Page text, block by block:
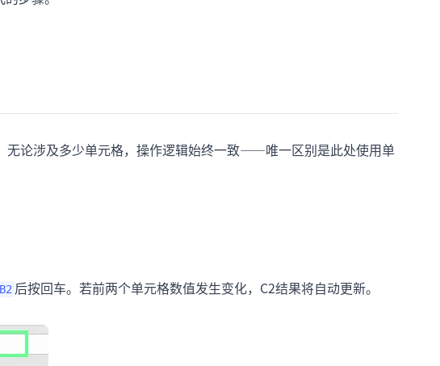
无论涉及多少单元格，操作逻辑始终一致——唯一区别是此处使用单
后按回车。若前两个单元格数值发生变化，C2结果将自动更新。